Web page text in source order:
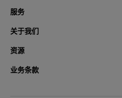
服务
关于我们
资源
业务条款